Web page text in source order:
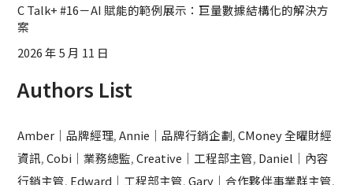
C Talk+ #16－AI 賦能的範例展示：巨量數據結構化的解決方
案
2026 年 5 月 11 日
Authors List
Amber｜品牌經理,Annie｜品牌行銷企劃,CMoney 全曜財經
資訊,Cobi｜業務總監,Creative｜工程部主管, Daniel｜內容
行銷主管, Edward｜工程部主管,Gary｜合作夥伴事業群主管,